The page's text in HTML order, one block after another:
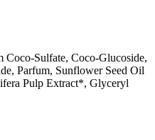
Coco-Sulfate, Coco-Glucoside,
Parfum, Sunflower Seed Oil
Pulp Extract*, Glyceryl